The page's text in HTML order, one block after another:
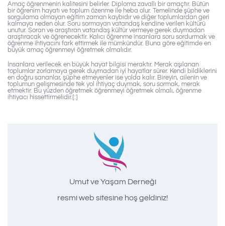
Amaç öğrenmenin kalitesini belirler. Diploma zavallı bir amaçtır. Bütün
bir öğrenim hayatı ve toplum özenme ile heba olur. Temelinde şüphe ve
sorgulama olmayan eğitim zaman kaybıdır ve diğer toplumlardan geri
kalmaya neden olur. Soru sormayan vatandaş kendine verilen kültürü
unutur. Soran ve araştıran vatandaş kültür vermeye gerek duymadan
araştıracak ve öğrenecektir. Kalıcı öğrenme insanlara soru sordurmak ve
öğrenme ihtiyacını fark ettirmek ile mümkündür. Buna göre eğitimde en
büyük amaç öğrenmeyi öğretmek olmalıdır.
İnsanlara verilecek en büyük hayat bilgisi meraktır. Merak aşılanan
toplumlar zorlamaya gerek duymadan iyi hayatlar sürer. Kendi bildiklerini
en doğru sananlar, şüphe etmeyenler ise yolda kalır. Bireyin, ailenin ve
toplumun gelişmesinde tek yol ihtiyaç duymak, soru sormak, merak
etmektir. Bu yüzden öğretmek öğrenmeyi öğretmek olmalı, öğrenme
ihtiyacı hissettirmelidir.[:]
Umut ve Yaşam Derneği
resmi web sitesine hoş geldiniz!